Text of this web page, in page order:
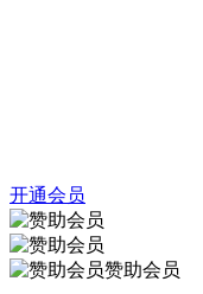
开通会员
赞助会员